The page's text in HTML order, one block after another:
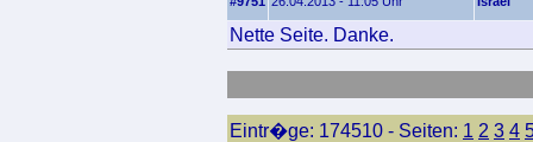
Nette Seite. Danke.
Eintr�ge: 174510 - Seiten: 1 2 3 4